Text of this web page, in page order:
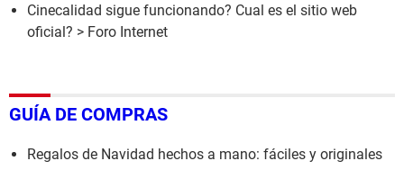
Cinecalidad sigue funcionando? Cual es el sitio web
oficial? > Foro Internet
GUÍA DE COMPRAS
Regalos de Navidad hechos a mano: fáciles y originales